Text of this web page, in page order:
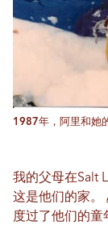
1987年，阿里和她
我的父母在Salt
这是他们的家。
度过了他们的童